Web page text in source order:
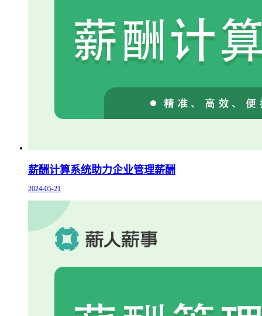
薪酬计算系统助力企业管理薪酬
2024-05-21